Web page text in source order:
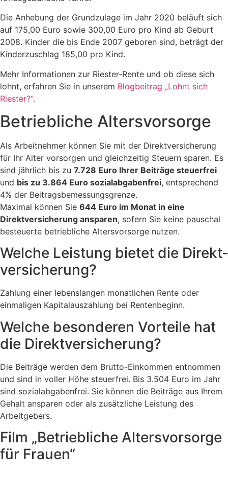
Die Anhebung der Grundzulage im Jahr 2020 beläuft sich
auf 175,00 Euro sowie 300,00 Euro pro Kind ab Geburt
2008. Kinder die bis Ende 2007 geboren sind, beträgt der
Kinderzuschlag 185,00 pro Kind.
Mehr Informationen zur Riester-Rente und ob diese sich
lohnt, erfahren Sie in unserem Blogbeitrag „Lohnt sich
Riester?“.
Betriebliche Altersvorsorge
Als Arbeitnehmer können Sie mit der Direktversicherung
für Ihr Alter vorsorgen und gleichzeitig Steuern sparen. Es
sind jährlich bis zu 7.728 Euro Ihrer Beiträge steuerfrei
und bis zu 3.864 Euro sozialabgabenfrei, entsprechend
4% der Beitragsbemessungsgrenze.
Maximal können Sie 644 Euro im Monat in eine
Direktversicherung ansparen, sofern Sie keine pauschal
besteuerte betriebliche Altersvorsorge nutzen.
Welche Leistung bietet die Direkt­
versicherung?
Zahlung einer lebenslangen monatlichen Rente oder
einmaligen Kapitalauszahlung bei Rentenbeginn.
Welche besonderen Vorteile hat
die Direkt­versicherung?
Die Beiträge werden dem Brutto-Einkommen entnommen
und sind in voller Höhe steuerfrei. Bis 3.504 Euro im Jahr
sind sozialabgabenfrei. Sie können die Beiträge aus Ihrem
Gehalt ansparen oder als zusätzliche Leistung des
Arbeitgebers.
Film „Betriebliche Altersvorsorge
für Frauen“